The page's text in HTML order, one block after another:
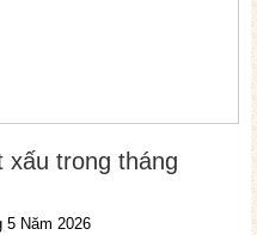
xấu trong tháng
5 Năm 2026